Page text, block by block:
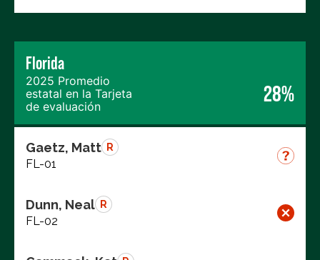
Florida
2025 Promedio
estatal en la Tarjeta
de evaluación
28%
Gaetz, Matt R
FL-01
Dunn, Neal R
FL-02